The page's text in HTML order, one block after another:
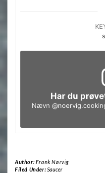
Har du
Nævn
Author:Frank Nørvig
Filed Under:Saucer